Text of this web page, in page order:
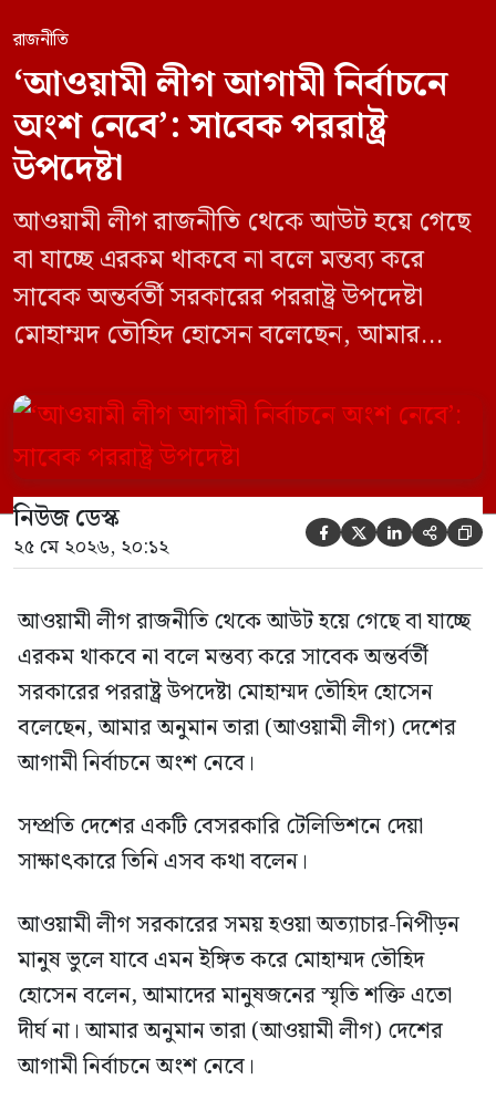
রাজনীতি
‘আওয়ামী লীগ আগামী নির্বাচনে
অংশ নেবে’: সাবেক পররাষ্ট্র
উপদেষ্টা
আওয়ামী লীগ রাজনীতি থেকে আউট হয়ে গেছে
বা যাচ্ছে এরকম থাকবে না বলে মন্তব্য করে
সাবেক অন্তর্বর্তী সরকারের পররাষ্ট্র উপদেষ্টা
মোহাম্মদ তৌহিদ হোসেন বলেছেন, আমার
নির্বাচনে অংশ নেবে। সম্প্রতি দেশের একটি
বেসরকারি টেলিভিশনে দেয়া সাক্ষাৎকারে তিনি
এসব কথা বলেন। আওয়ামী লীগ সরকারের সময়
হওয়া অত্যাচার-নিপীড়ন মানুষ ভুলে যাবে এমন
[…]
নিউজ ডেস্ক
২৫ মে ২০২৬, ২০:১২     
আওয়ামী লীগ রাজনীতি থেকে আউট হয়ে গেছে বা যাচ্ছে
এরকম থাকবে না বলে মন্তব্য করে সাবেক অন্তর্বর্তী
সরকারের পররাষ্ট্র উপদেষ্টা মোহাম্মদ তৌহিদ হোসেন
বলেছেন, আমার অনুমান তারা (আওয়ামী লীগ) দেশের
আগামী নির্বাচনে অংশ নেবে।
সম্প্রতি দেশের একটি বেসরকারি টেলিভিশনে দেয়া
সাক্ষাৎকারে তিনি এসব কথা বলেন।
আওয়ামী লীগ সরকারের সময় হওয়া অত্যাচার-নিপীড়ন
মানুষ ভুলে যাবে এমন ইঙ্গিত করে মোহাম্মদ তৌহিদ
হোসেন বলেন, আমাদের মানুষজনের স্মৃতি শক্তি এতো
দীর্ঘ না। আমার অনুমান তারা (আওয়ামী লীগ) দেশের
আগামী নির্বাচনে অংশ নেবে।